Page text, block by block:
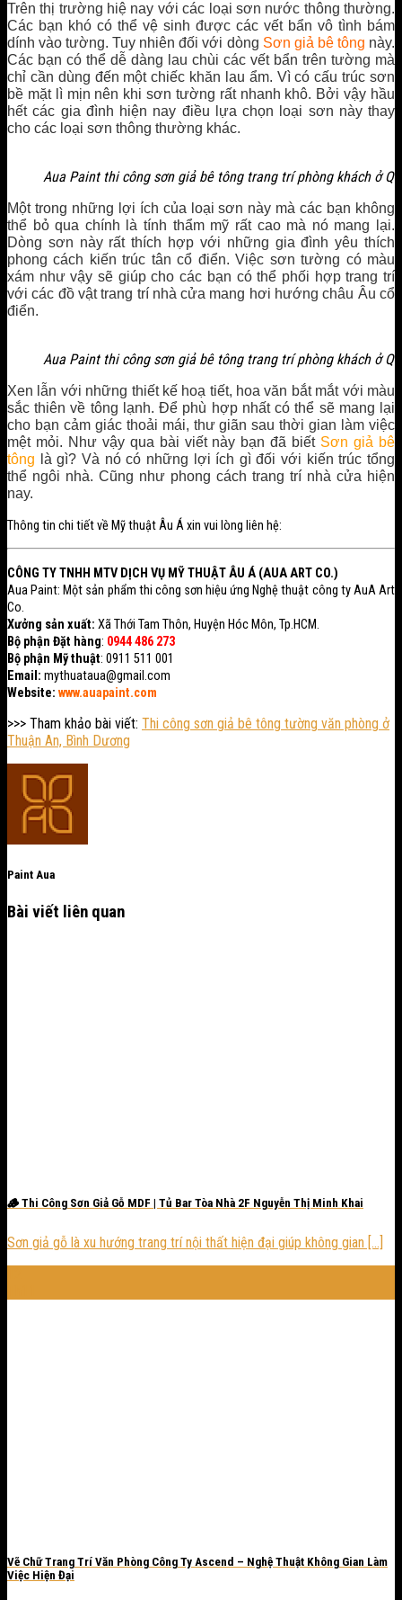
Trên thị trường hiệ nay với các loại sơn nước thông thường.
Các bạn khó có thể vệ sinh được các vết bẩn vô tình bám
dính vào tường. Tuy nhiên đối với dòng Sơn giả bê tông này.
Các bạn có thể dễ dàng lau chùi các vết bẩn trên tường mà
chỉ cần dùng đến một chiếc khăn lau ẩm. Vì có cấu trúc sơn
bề mặt lì mịn nên khi sơn tường rất nhanh khô. Bởi vậy hầu
hết các gia đình hiện nay điều lựa chọn loại sơn này thay
cho các loại sơn thông thường khác.
Aua Paint thi công sơn giả bê tông trang trí phòng khách ở
Một trong những lợi ích của loại sơn này mà các bạn không
thể bỏ qua chính là tính thẩm mỹ rất cao mà nó mang lại.
Dòng sơn này rất thích hợp với những gia đình yêu thích
phong cách kiến trúc tân cổ điển. Việc sơn tường có màu
xám như vậy sẽ giúp cho các bạn có thể phối hợp trang trí
với các đồ vật trang trí nhà cửa mang hơi hướng châu Âu cổ
điển.
Aua Paint thi công sơn giả bê tông trang trí phòng khách ở
Xen lẫn với những thiết kế hoạ tiết, hoa văn bắt mắt với màu
sắc thiên về tông lạnh. Để phù hợp nhất có thể sẽ mang lại
cho bạn cảm giác thoải mái, thư giãn sau thời gian làm việc
mệt mỏi. Như vậy qua bài viết này bạn đã biết Sơn giả bê
tông là gì? Và nó có những lợi ích gì đối với kiến trúc tổng
thể ngôi nhà. Cũng như phong cách trang trí nhà cửa hiện
nay.
Thông tin chi tiết về Mỹ thuật Âu Á xin vui lòng liên hệ:
CÔNG TY TNHH MTV DỊCH VỤ MỸ THUẬT ÂU Á (AUA ART CO.)
Aua Paint: Một sản phẩm thi công sơn hiệu ứng Nghệ thuật công ty AuA Art
Co.
Xưởng sản xuất: Xã Thới Tam Thôn, Huyện Hóc Môn, Tp.HCM.
Bộ phận Đặt hàng: 0944 486 273
Bộ phận Mỹ thuật: 0911 511 001
Email: mythuataua@gmail.com
Website: www.auapaint.com
>>> Tham khảo bài viết: Thi công sơn giả bê tông tường văn phòng ở
Thuận An, Bình Dương
Paint Aua
Bài viết liên quan
🪵 Thi Công Sơn Giả Gỗ MDF | Tủ Bar Tòa Nhà 2F Nguyễn Thị Minh Khai
Sơn giả gỗ là xu hướng trang trí nội thất hiện đại giúp không gian [...]
Vẽ Chữ Trang Trí Văn Phòng Công Ty Ascend – Nghệ Thuật Không Gian Làm
Việc Hiện Đại